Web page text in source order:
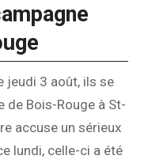
jeudi 3 août, ils se
de Bois-Rouge à St-
accuse un sérieux
lundi, celle-ci a été